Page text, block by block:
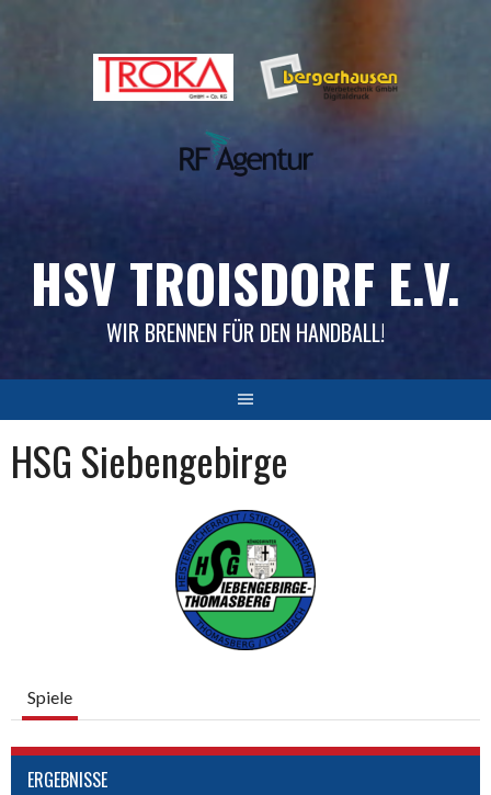
HSV TROISDORF E.V.
WIR BRENNEN FÜR DEN HANDBALL!
HSG Siebengebirge
Spiele
ERGEBNISSE